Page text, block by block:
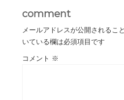
comment
メールアドレスが公開されるこ
いている欄は必須項目です
コメント ※